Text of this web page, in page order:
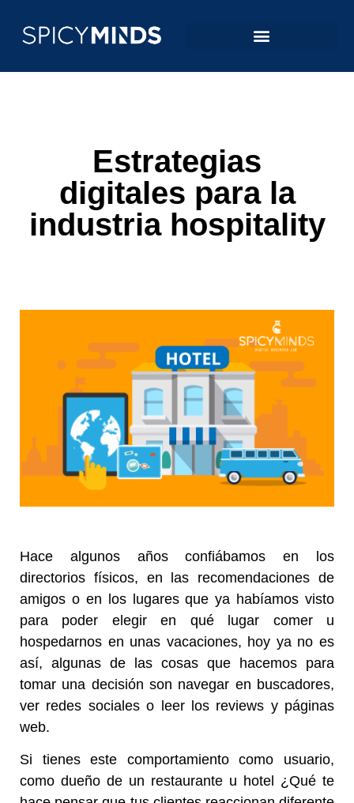
Estrategias
digitales para la
industria hospitality
Hace algunos años confiábamos en los
directorios físicos, en las recomendaciones de
amigos o en los lugares que ya habíamos visto
para poder elegir en qué lugar comer u
hospedarnos en unas vacaciones, hoy ya no es
así, algunas de las cosas que hacemos para
tomar una decisión son navegar en buscadores,
ver redes sociales o leer los reviews y páginas
web.
Si tienes este comportamiento como usuario,
como dueño de un restaurante u hotel ¿Qué te